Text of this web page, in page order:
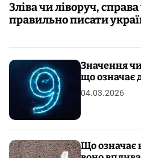
Зліва чи ліворуч,
правильно писати
Значення
що означає
04.03.2026
Що означає